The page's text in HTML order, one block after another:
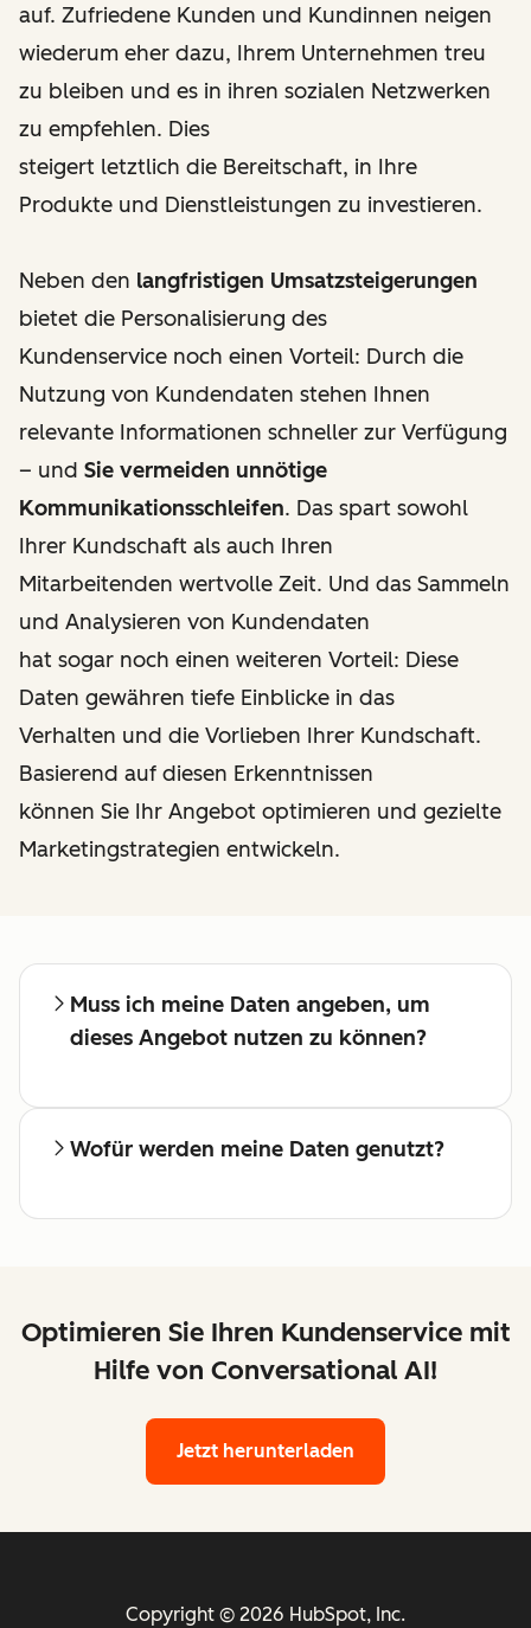
auf. Zufriedene Kunden und Kundinnen neigen
wiederum eher dazu, Ihrem Unternehmen treu
zu bleiben und es in ihren sozialen Netzwerken
zu empfehlen. Dies
steigert letztlich die Bereitschaft, in Ihre
Produkte und Dienstleistungen zu investieren.
Neben den langfristigen Umsatzsteigerungen
bietet die Personalisierung des
Kundenservice noch einen Vorteil: Durch die
Nutzung von Kundendaten stehen Ihnen
relevante Informationen schneller zur Verfügung
– und Sie vermeiden unnötige
Kommunikationsschleifen. Das spart sowohl
Ihrer Kundschaft als auch Ihren
Mitarbeitenden wertvolle Zeit. Und das Sammeln
und Analysieren von Kundendaten
hat sogar noch einen weiteren Vorteil: Diese
Daten gewähren tiefe Einblicke in das
Verhalten und die Vorlieben Ihrer Kundschaft.
Basierend auf diesen Erkenntnissen
können Sie Ihr Angebot optimieren und gezielte
Marketingstrategien entwickeln.
Muss ich meine Daten angeben, um
dieses Angebot nutzen zu können?
Wofür werden meine Daten genutzt?
Optimieren Sie Ihren Kundenservice mit
Hilfe von Conversational AI!
Jetzt herunterladen
Copyright © 2026 HubSpot, Inc.